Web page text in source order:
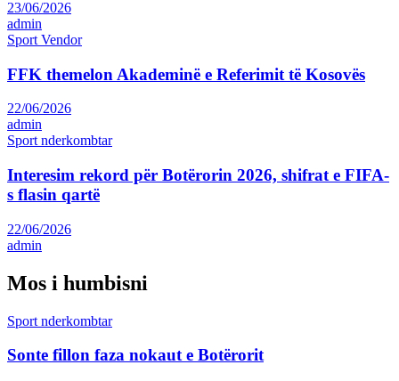
23/06/2026
admin
Sport Vendor
FFK themelon Akademinë e Referimit të Kosovës
22/06/2026
admin
Sport nderkombtar
Interesim rekord për Botërorin 2026, shifrat e FIFA-
s flasin qartë
22/06/2026
admin
Mos i humbisni
Sport nderkombtar
Sonte fillon faza nokaut e Botërorit